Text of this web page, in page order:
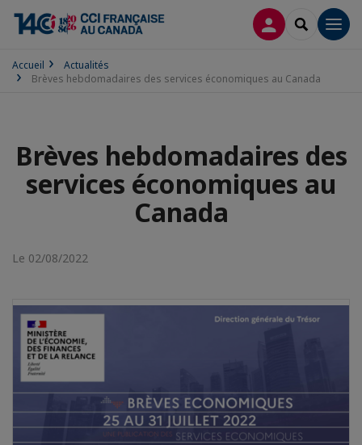
CONNEXION
Accueil
Actualités
Brèves hebdomadaires des services économiques au Canada
Brèves hebdomadaires des
services économiques au
Canada
Le 02/08/2022